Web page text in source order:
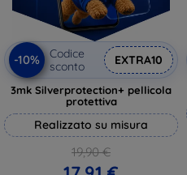
-10%
Codice
sconto
EXTRA10
3mk Silverprotection+ pellicola
protettiva
Realizzato su misura
19,90 €